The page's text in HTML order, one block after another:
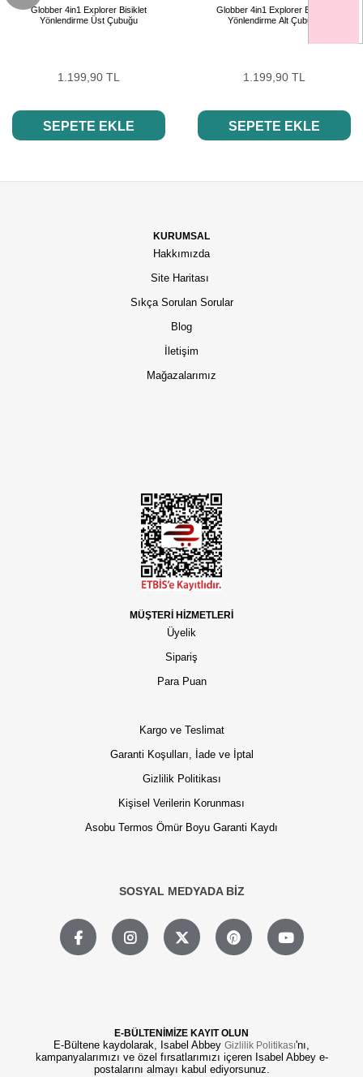
Globber 4in1 Explorer Bisiklet
Yönlendirme Üst Çubuğu
1.199,90 TL
SEPETE EKLE
Globber 4in1 Explorer Bisiklet
Yönlendirme Alt Çubuğu
1.199,90 TL
SEPETE EKLE
KURUMSAL
Hakkımızda
Site Haritası
Sıkça Sorulan Sorular
Blog
İletişim
Mağazalarımız
MÜŞTERİ HİZMETLERİ
Üyelik
Sipariş
Para Puan
Kargo ve Teslimat
Garanti Koşulları, İade ve İptal
Gizlilik Politikası
Kişisel Verilerin Korunması
Asobu Termos Ömür Boyu Garanti Kaydı
SOSYAL MEDYADA BİZ
E-BÜLTENİMİZE KAYIT OLUN
E-Bültene kaydolarak, Isabel Abbey Gizlilik Politikası'nı,
kampanyalarımızı ve özel fırsatlarımızı içeren Isabel Abbey e-
postalarını almayı kabul ediyorsunuz.